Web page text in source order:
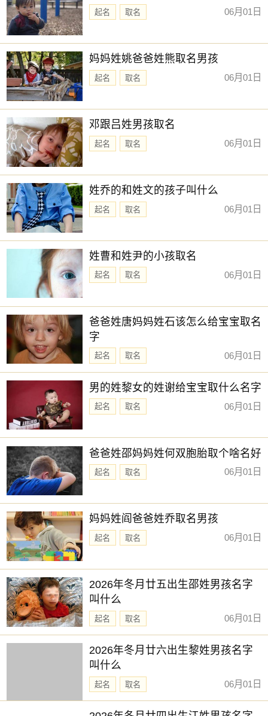
起名 取名 06月01日
妈妈姓姚爸爸姓熊取名男孩
起名 取名 06月01日
邓跟吕姓男孩取名
起名 取名 06月01日
姓乔的和姓文的孩子叫什么
起名 取名 06月01日
姓曹和姓尹的小孩取名
起名 取名 06月01日
爸爸姓唐妈妈姓石该怎么给宝宝取名
字
起名 取名 06月01日
男的姓黎女的姓谢给宝宝取什么名字
起名 取名 06月01日
爸爸姓邵妈妈姓何双胞胎取个啥名好
起名 取名 06月01日
妈妈姓阎爸爸姓乔取名男孩
起名 取名 06月01日
2026年冬月廿五出生邵姓男孩名字
叫什么
起名 取名 06月01日
2026年冬月廿六出生黎姓男孩名字
叫什么
起名 取名 06月01日